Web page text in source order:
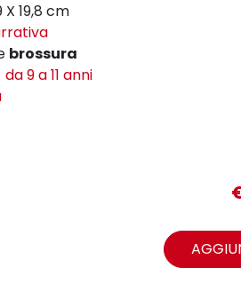
19,8 cm
brossura
da 9 a 11 anni